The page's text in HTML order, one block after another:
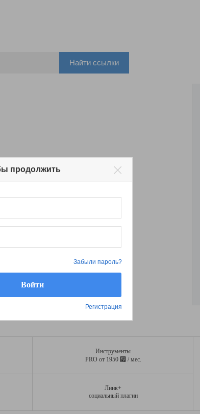
Найти ссылки
Инструменты
PRO от 1950 ⃏ / мес.
Линк+
социальный плагин
продолжить
Регистрация
Забыли пароль?